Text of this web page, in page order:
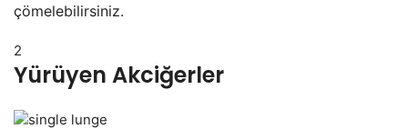
çömelebilirsiniz.
2
Yürüyen Akciğerler